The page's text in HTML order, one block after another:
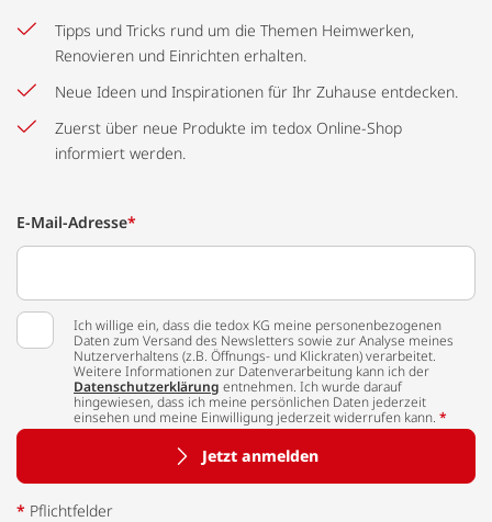
Tipps und Tricks rund um die Themen Heimwerken,
Renovieren und Einrichten erhalten.
Neue Ideen und Inspirationen für Ihr Zuhause entdecken.
Zuerst über neue Produkte im tedox Online-Shop
informiert werden.
E-Mail-Adresse*
Ich willige ein, dass die tedox KG meine personenbezogenen
Daten zum Versand des Newsletters sowie zur Analyse meines
Nutzerverhaltens (z.B. Öffnungs- und Klickraten) verarbeitet.
Weitere Informationen zur Datenverarbeitung kann ich der
Datenschutzerklärung entnehmen. Ich wurde darauf
hingewiesen, dass ich meine persönlichen Daten jederzeit
einsehen und meine Einwilligung jederzeit widerrufen kann. *
Jetzt anmelden
* Pflichtfelder